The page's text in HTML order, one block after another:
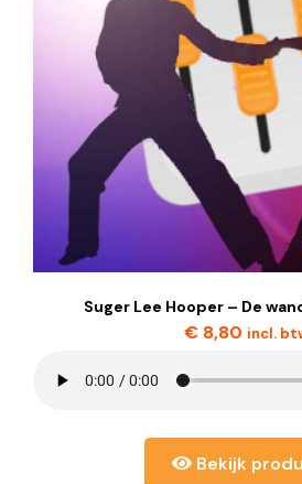
Suger Lee Hooper – De
€ 8,80 incl.
Bekijk